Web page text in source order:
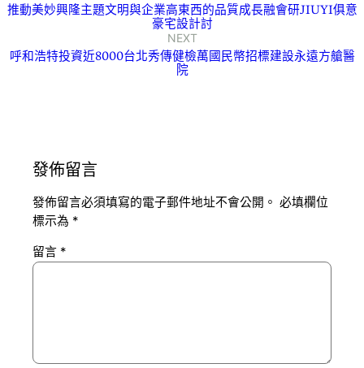
推動美妙興隆主題文明與企業高東西的品質成長融會研JIUYI俱意
豪宅設計討
NEXT
呼和浩特投資近8000台北秀傳健檢萬國民幣招標建設永遠方艙醫
院
發佈留言
發佈留言必須填寫的電子郵件地址不會公開。 必填欄位
標示為 *
留言 *